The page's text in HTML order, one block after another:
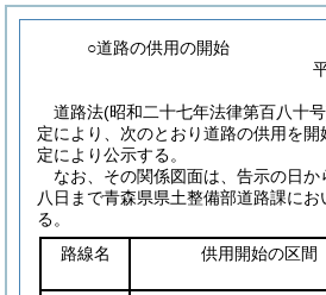
○道路の供用の開始
道路法(昭和二十七年法律第百八十
定により、次のとおり道路の供用を開
定により公示する。
なお、その関係図面は、告示の日
八日まで青森県県土整備部道路課に
る。
路線名
供用開始の区間